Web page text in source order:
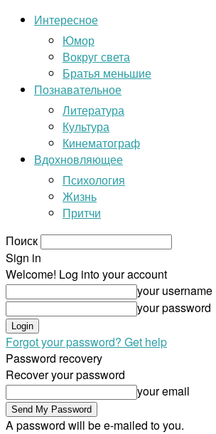
Интересное
Юмор
Вокруг света
Братья меньшие
Познавательное
Литература
Культура
Кинематограф
Вдохновляющее
Психология
Жизнь
Притчи
Поиск
Sign in
Welcome! Log into your account
your username
your password
Forgot your password? Get help
Password recovery
Recover your password
your email
A password will be e-mailed to you.